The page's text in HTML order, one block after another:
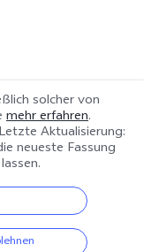
vorbehalten.
solcher von
mehr erfahren.
Letzte Aktualisierung:
neueste Fassung